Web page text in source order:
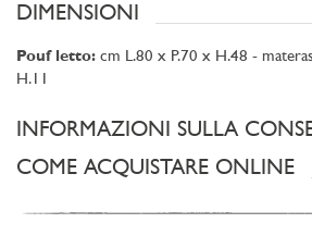
DIMENSIONI
Pouf letto: cm L.80 x P.70 x H.48 -
H.11
INFORMAZIONI SULLA
COME ACQUISTARE ONLINE